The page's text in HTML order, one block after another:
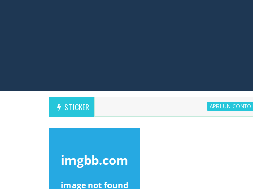
STICKER APRI UN CONTO SNAI SNAI